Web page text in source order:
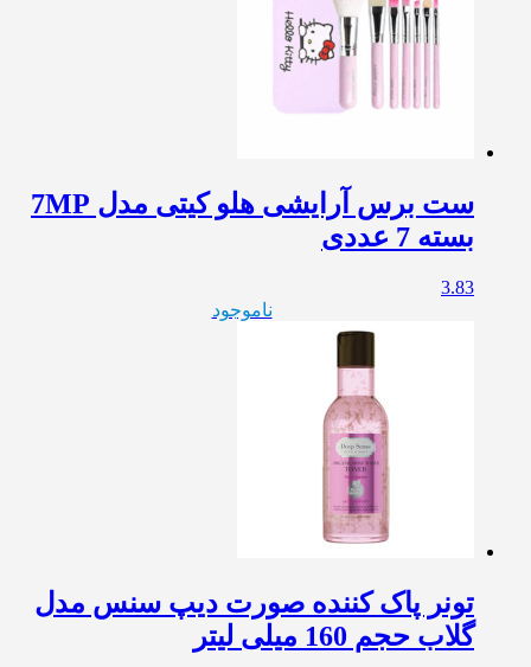
ست برس آرایشی هلو کیتی مدل 7MP
بسته 7 عددی
3.83
ناموجود
تونر پاک کننده صورت دیپ سنس مدل
گلاب حجم 160 میلی لیتر